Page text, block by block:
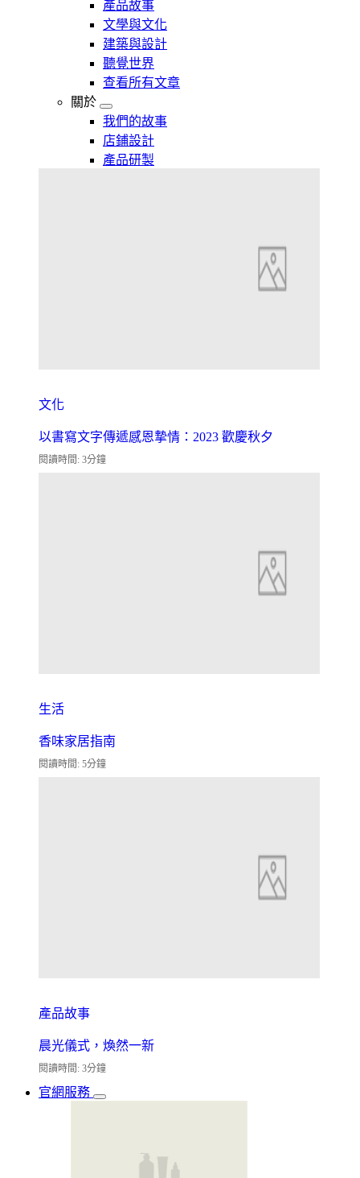
產品故事
文學與文化
建築與設計
聽覺世界
查看所有文章
關於
我們的故事
店鋪設計
產品研製
文化
以書寫文字傳遞感恩摯情：2023 歡慶秋夕
閱讀時間: 3分鐘
生活
香味家居指南
閱讀時間: 5分鐘
產品故事
晨光儀式，煥然一新
閱讀時間: 3分鐘
官網服務